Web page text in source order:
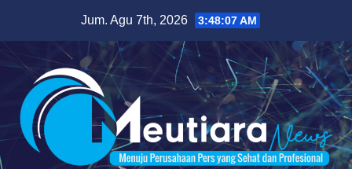
content
Jum. Agu 7th, 2026 3:48:08 AM